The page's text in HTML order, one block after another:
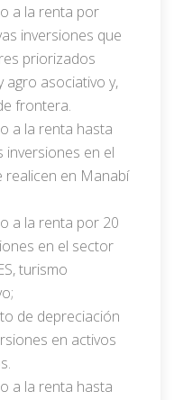
a la renta por
inversiones que
priorizados
agro asociativo y,
frontera.
a la renta hasta
inversiones en el
realicen en Manabí
a la renta por 20
en el sector
turismo
de depreciación
en activos
a la renta hasta